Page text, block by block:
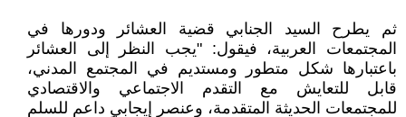
ثم يطرح السيد الجنابي قضية العشائر ودورها في
المجتمعات العربية، فيقول: "يجب النظر إلى العشائر
باعتبارها شكل متطور ومستديم في المجتمع المدني،
قابل للتعايش مع التقدم الاجتماعي والاقتصادي
للمجتمعات الحديثة المتقدمة، وعنصر إيجابي داعم للسلم